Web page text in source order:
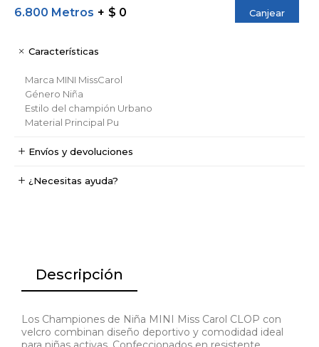
6.800 Metros $ 0 Canjear
Características
Marca MINI MissCarol
Género Niña
Estilo del champión Urbano
Material Principal Pu
Envíos y devoluciones
¿Necesitas ayuda?
Descripción
Los Championes de Niña MINI Miss Carol CLOP con
velcro combinan diseño deportivo y comodidad ideal